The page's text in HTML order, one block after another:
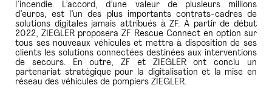
l’incendie. L’accord, d’une valeur de plusieurs millions
d’euros, est l’un des plus importants contrats-cadres de
solutions digitales jamais attribués à ZF. À partir de début
2022, ZIEGLER proposera ZF Rescue Connect en option sur
tous ses nouveaux véhicules et mettra à disposition de ses
clients les solutions connectées destinées aux interventions
de secours. En outre, ZF et ZIEGLER ont conclu un
partenariat stratégique pour la digitalisation et la mise en
réseau des véhicules de pompiers ZIEGLER.